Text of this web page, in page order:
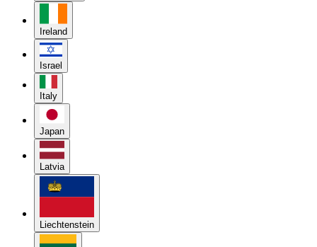
Ireland
Israel
Italy
Japan
Latvia
Liechtenstein